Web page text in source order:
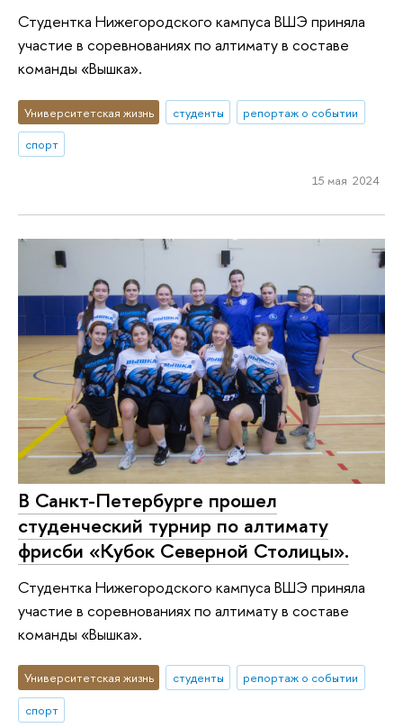
Студентка Нижегородского кампуса ВШЭ приняла
участие в соревнованиях по алтимату в составе
команды «Вышка».
Университетская жизнь студенты
репортаж о событии
спорт
15 мая 2024
В Санкт-Петербурге прошел
студенческий турнир по алтимату
фрисби «Кубок Северной Столицы».
Студентка Нижегородского кампуса ВШЭ приняла
участие в соревнованиях по алтимату в составе
команды «Вышка».
Университетская жизнь студенты
репортаж о событии
спорт